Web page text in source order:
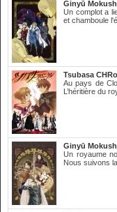
Ginyū
Un complot a
et chamboule
Tsubasa
Au pays de
L’héritière du
Ginyū
Un royaume
Nous suivons